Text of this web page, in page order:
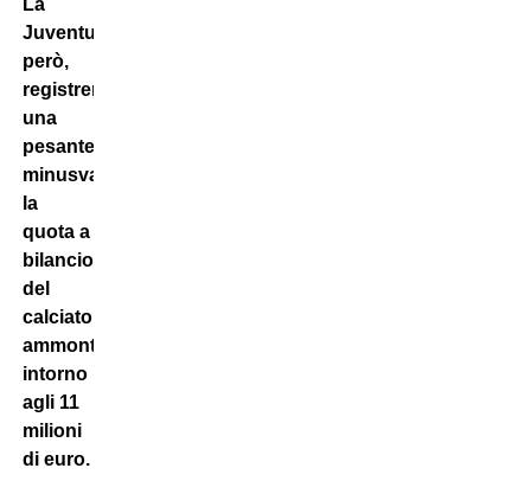
La
Juventus,
però,
registrerà
una
pesante
minusvalenza:
la
quota a
bilancio
del
calciatore
ammonta
intorno
agli 11
milioni
di euro.